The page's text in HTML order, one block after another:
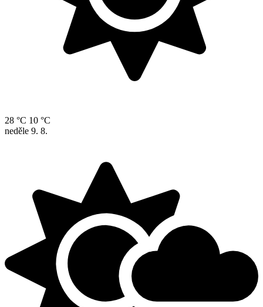
28 °C 10 °C
neděle 9. 8.